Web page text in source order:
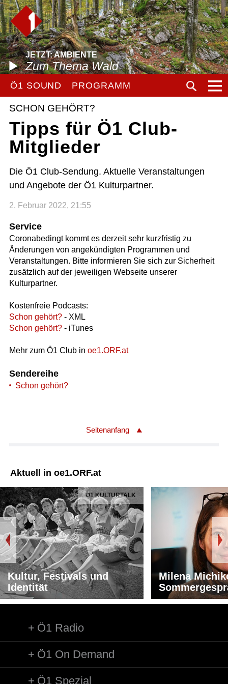
JETZT: AMBIENTE
Zum Thema Wald
Ö1 SOUND PROGRAMM
SCHON GEHÖRT?
Tipps für Ö1 Club-
Mitglieder
Die Ö1 Club-Sendung. Aktuelle Veranstaltungen
und Angebote der Ö1 Kulturpartner.
2. Februar 2022, 21:55
Service
Coronabedingt kommt es derzeit sehr kurzfristig zu
Änderungen von angekündigten Programmen und
Veranstaltungen. Bitte informieren Sie sich zur Sicherheit
zusätzlich auf der jeweiligen Webseite unserer
Kulturpartner.
Kostenfreie Podcasts:
Schon gehört? - XML
Schon gehört? - iTunes
Mehr zum Ö1 Club in oe1.ORF.at
Sendereihe
Schon gehört?
Seitenanfang
Aktuell in oe1.ORF.at
Ö1 KULTURTALK
Kultur, Festivals und
Identität
Milena
Ö1 Radio
Ö1 On Demand
Ö1 Spezial